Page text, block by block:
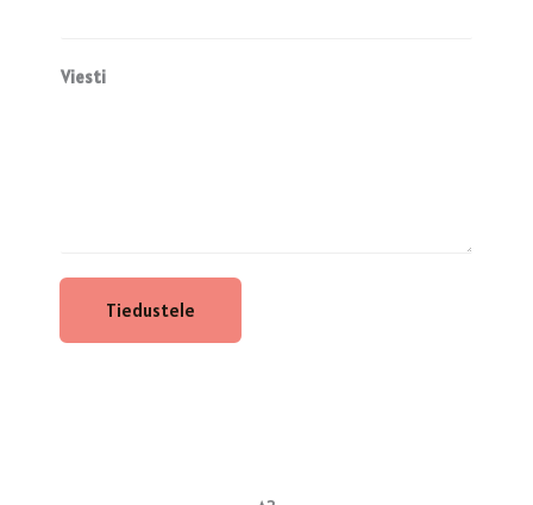
Viesti
Tiedustele